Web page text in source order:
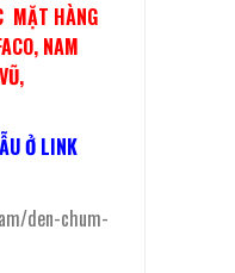
MẶT HÀNG
NAM
Ở LINK
den-chum-